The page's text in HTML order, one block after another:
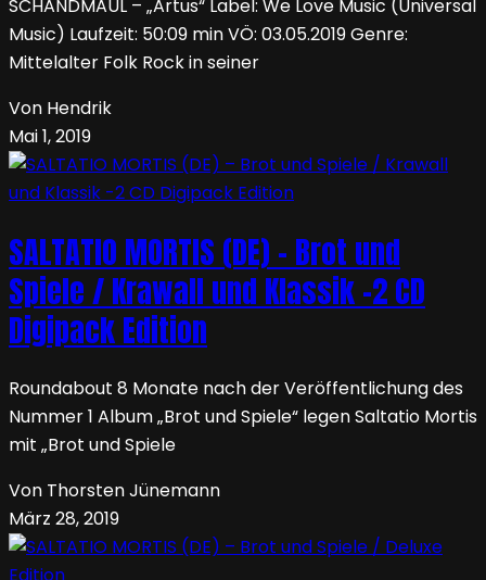
SCHANDMAUL – „Artus“ Label: We Love Music (Universal
Music) Laufzeit: 50:09 min VÖ: 03.05.2019 Genre:
Mittelalter Folk Rock in seiner
Von Hendrik
Mai 1, 2019
SALTATIO MORTIS (DE) – Brot und
Spiele / Krawall und Klassik -2 CD
Digipack Edition
Roundabout 8 Monate nach der Veröffentlichung des
Nummer 1 Album „Brot und Spiele“ legen Saltatio Mortis
mit „Brot und Spiele
Von Thorsten Jünemann
März 28, 2019